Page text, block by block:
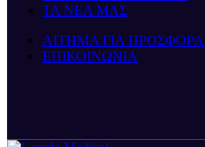
ΤΑ ΝΕΑ ΜΑΣ
ΑΙΤΗΜΑ ΓΙΑ ΠΡΟΣΦΟΡΑ
ΕΠΙΚΟΙΝΩΝΙΑ